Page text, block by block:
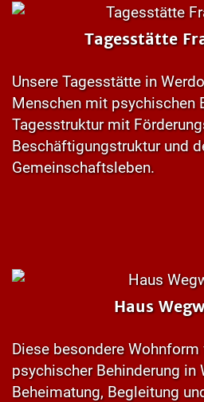
Tagesstätte
Unsere Tagesstätte in
Menschen mit psychischen
Tagesstruktur mit
Beschäftigungstruktur und
Gemeinschaftsleben.
Haus
Diese besondere
psychischer Behinderung in
Beheimatung, Begleitung